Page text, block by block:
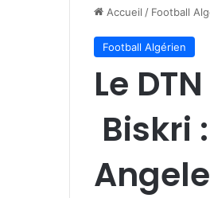
Accueil / Football
Football Algérien
Le
Biskri